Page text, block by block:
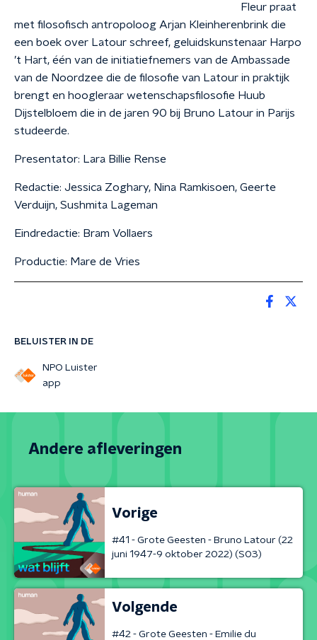
BELUISTER IN DE
NPO Luister
app
Fleur praat
met filosofisch antropoloog Arjan Kleinherenbrink die
een boek over Latour schreef, geluidskunstenaar Harpo
’t Hart, één van de initiatiefnemers van de Ambassade
van de Noordzee die de filosofie van Latour in praktijk
brengt en hoogleraar wetenschapsfilosofie Huub
Dijstelbloem die in de jaren 90 bij Bruno Latour in Parijs
studeerde.
Presentator: Lara Billie Rense
Redactie: Jessica Zoghary, Nina Ramkisoen, Geerte
Verduijn, Sushmita Lageman
Eindredactie: Bram Vollaers
Productie: Mare de Vries
Andere afleveringen
Vorige
#41 - Grote Geesten - Bruno Latour (22
juni 1947-9 oktober 2022) (S03)
Volgende
#42 - Grote Geesten - Emilie du